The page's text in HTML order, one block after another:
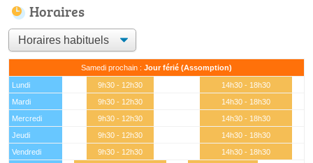
Horaires
Samedi prochain : Jour férié (Assomption)
Lundi 9h30 - 12h30
14h30 - 18h30
Mardi
9h30 - 12h30
14h30 - 18h30
Mercredi
9h30 - 12h30
14h30 - 18h30
Jeudi
9h30 - 12h30
14h30 - 18h30
Vendredi
9h30 - 12h30
14h30 - 18h30